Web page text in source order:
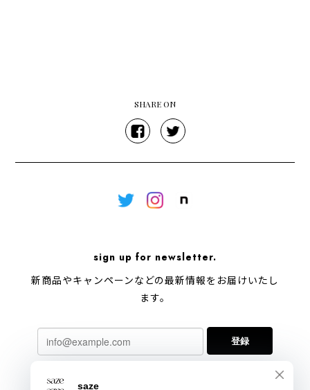
SHARE ON
sign up for newsletter.
新商品やキャンペーンなどの最新情報をお届けいたし
ます。
登録